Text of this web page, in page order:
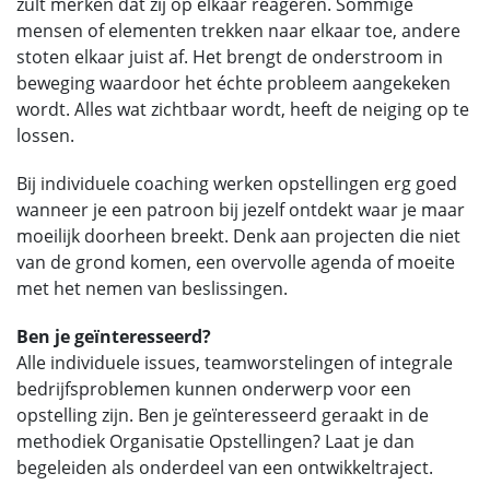
mensen of elementen trekken naar elkaar toe, andere
stoten elkaar juist af. Het brengt de onderstroom in
beweging waardoor het échte probleem aangekeken
wordt. Alles wat zichtbaar wordt, heeft de neiging op te
lossen.
Bij individuele coaching werken opstellingen erg goed
wanneer je een patroon bij jezelf ontdekt waar je maar
moeilijk doorheen breekt. Denk aan projecten die niet
van de grond komen, een overvolle agenda of moeite
met het nemen van beslissingen.
Ben je geïnteresseerd?
Alle individuele issues, teamworstelingen of integrale
bedrijfsproblemen kunnen onderwerp voor een
opstelling zijn. Ben je geïnteresseerd geraakt in de
methodiek Organisatie Opstellingen? Laat je dan
begeleiden als onderdeel van een ontwikkeltraject.